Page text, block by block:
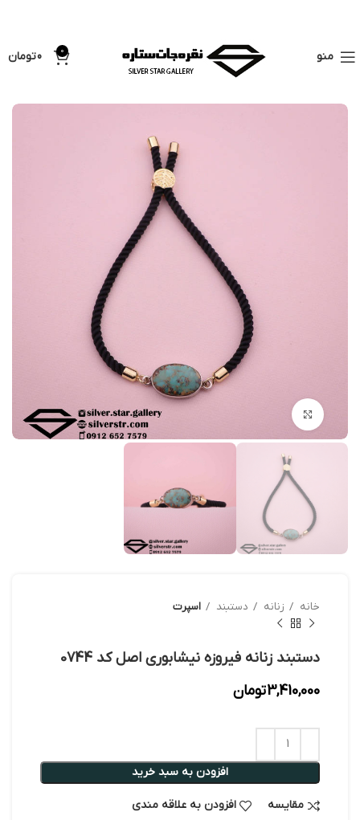
منو 0
0تومان
خانه زنانه دستبند اسپرت
دستبند زنانه فیروزه نیشابوری اصل کد 0744
3,410,000تومان
افزودن به سبد خرید
مقایسه افزودن به علاقه مندی